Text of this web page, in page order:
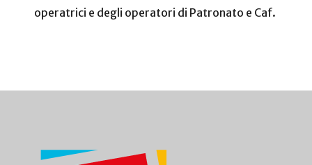
operatrici e degli operatori di Patronato e Caf.